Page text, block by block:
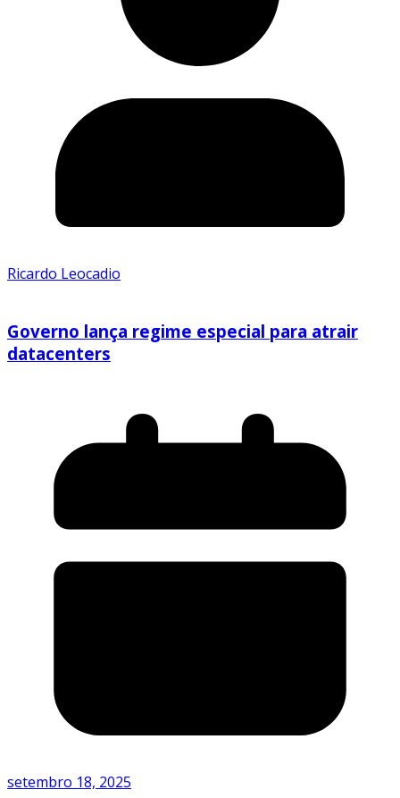
Ricardo Leocadio
Governo lança regime especial para atrair
datacenters
setembro 18, 2025